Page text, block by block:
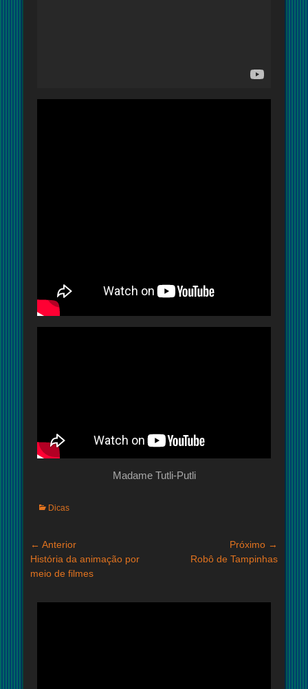
Madame Tutli-Putli
Categorias:
Dicas
Navegação
de
Post
← Anterior
Post
anterior:
História da animação por
meio de filmes
Próximo →
Robô de Tampinhas